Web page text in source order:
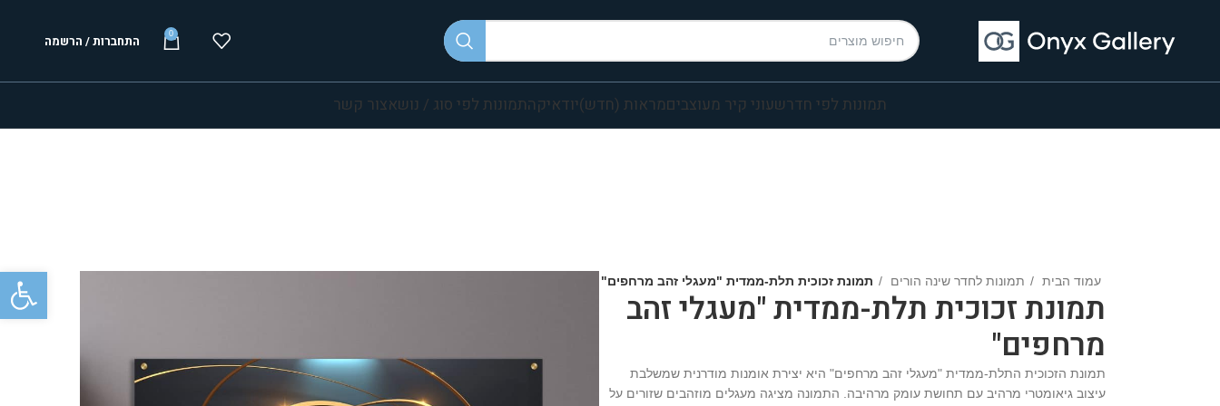
0 התחברות / הרשמה
תמונות לפי חדרשעוני קיר מעוצביםמראות (חדש)יודאיקהתמונות לפי סוג / נושאצור קשר
עמוד הבית תמונות לחדר שינה הורים תמונת זכוכית תלת-ממדית "מעגלי זהב מרחפים"
תמונת זכוכית תלת-ממדית "מעגלי זהב
מרחפים"
תמונת הזכוכית התלת-ממדית "מעגלי זהב מרחפים" היא יצירת אומנות מודרנית שמשלבת
עיצוב גיאומטרי מרהיב עם תחושת עומק מרהיבה. התמונה מציגה מעגלים מוזהבים שזורים על